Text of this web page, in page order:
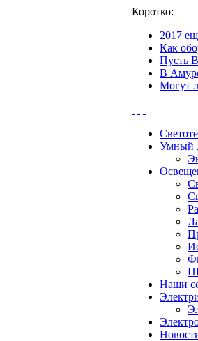
Коротко:
2017
Как
Пусть
В
Могут
Умный
Наши